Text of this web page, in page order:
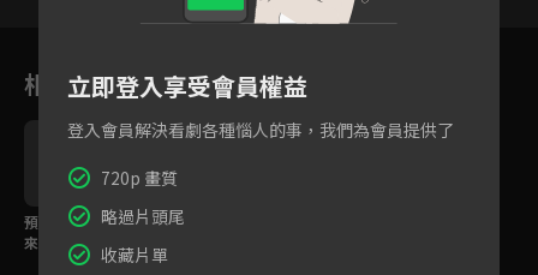
相關花絮
預告：更大的黑暗即將
來襲！今年冬季就讓波
吉繼續療癒你
立即登入享受會員權益
登入會員解決看劇各種惱人的事，我們為會員提供了
720p 畫質
略過片頭尾
收藏片單